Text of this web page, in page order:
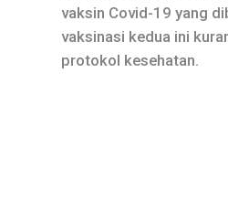
vaksin Covid-19 yang
vaksinasi kedua ini
protokol kesehatan.